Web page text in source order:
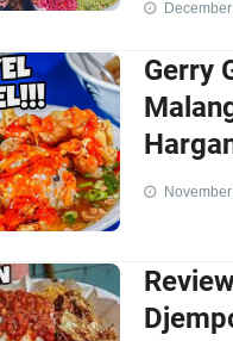
Gerry